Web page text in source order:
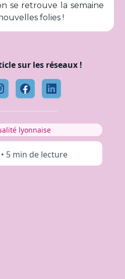
se retrouve la semaine
folies !
sur les réseaux !
lyonnaise
• 5 min de lecture